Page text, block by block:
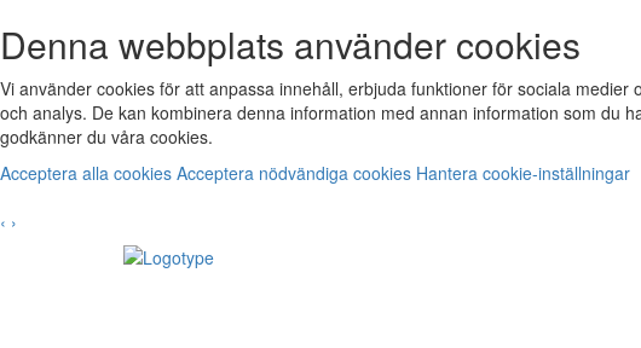
Denna webbplats använder cookies
Vi använder cookies för att anpassa innehåll, erbjuda funktioner för sociala
och analys. De kan kombinera denna information med annan information som du
godkänner du våra cookies.
Acceptera alla cookies Acceptera nödvändiga cookies Hantera cookie-inställningar
‹ ›